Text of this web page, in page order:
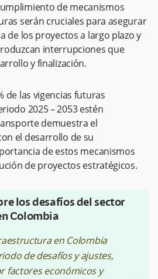
de mecanismos
serán cruciales para asegurar
de los proyectos a largo plazo y
interrupciones que
y finalización.
de las vigencias futuras
2025 – 2053 estén
demuestra el
el desarrollo de su
de estos mecanismos
de proyectos estratégicos.
los desafíos del sector
Colombia
en Colombia
de desafíos y ajustes,
factores económicos y